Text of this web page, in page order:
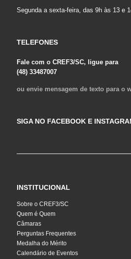
Segunda a sexta-feira, das 9h às 13 e
TELEFONES
Fale com o CREF3/SC, ligue para
(48) 33487007
ou envie mensagem de texto para o
SIGA NO FACEBOOK E
INSTITUCIONAL
Sobre o CREF3/SC
Quem é Quem
Câmaras
Perguntas Frequentes
Medalha do Mérito
Calendário de Eventos